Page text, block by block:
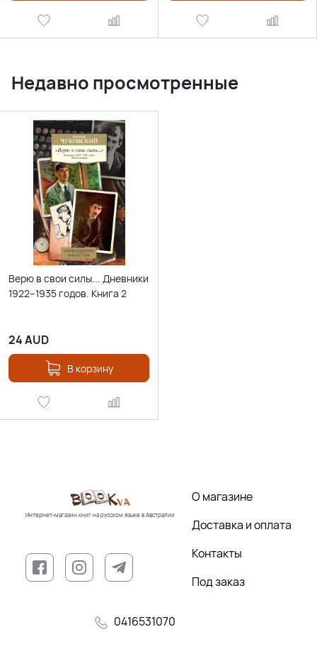
Недавно просмотренные
Верю в свои силы... Дневники
1922–1935 годов. Книга 2
24AUD
В корзину
Интернет-магазин книг на русском языке в Австралии
О магазине
Доставка и оплата
Контакты
Под заказ
0416531070